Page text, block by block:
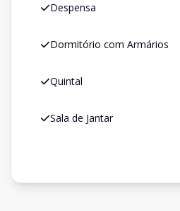
Despensa
Dormitório com Armários
Quintal
Sala de Jantar